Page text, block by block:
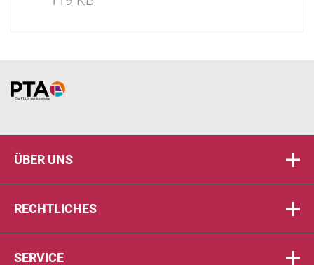
Home
ÜBER UNS
RECHTLICHES
SERVICE